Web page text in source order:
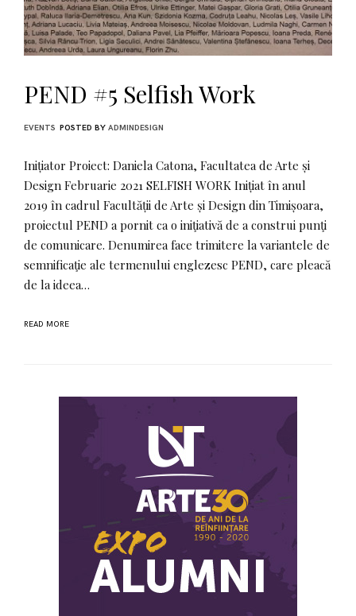
PEND #5 Selfish Work
EVENTS POSTED BY ADMINDESIGN
Inițiator Proiect: Daniela Catona, Facultatea de Arte și
Design Februarie 2021 SELFISH WORK Inițiat în anul
2019 în cadrul Facultății de Arte și Design din Timișoara,
proiectul PEND a pornit ca o iniţiativă de a construi punţi
de comunicare. Denumirea face trimitere la variantele de
semnificaţie ale termenului englezesc PEND, care pleacă
de la ideea…
READ MORE